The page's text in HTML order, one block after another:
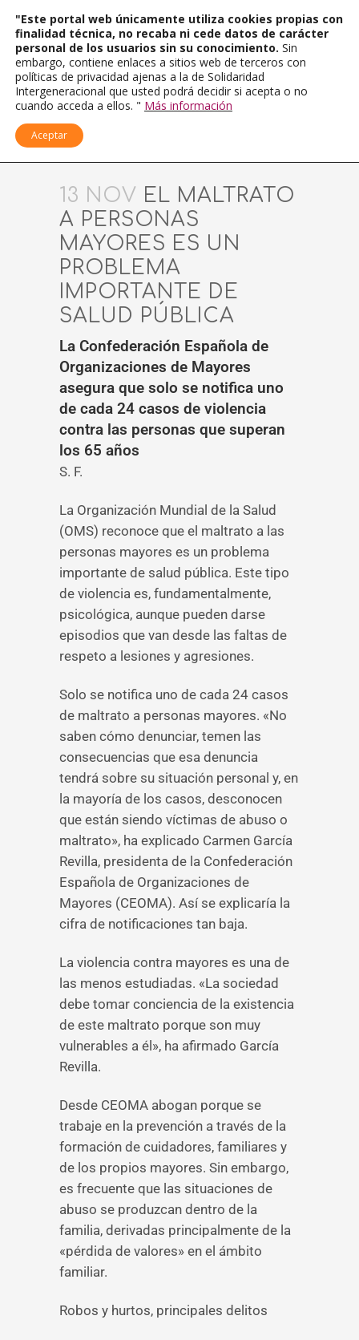
13 NOV EL MALTRATO
A PERSONAS
MAYORES ES UN
PROBLEMA
IMPORTANTE DE
SALUD PÚBLICA
La Confederación Española de
Organizaciones de Mayores
asegura que solo se notifica uno
de cada 24 casos de violencia
contra las personas que superan
los 65 años
S. F.
La Organización Mundial de la Salud
(OMS) reconoce que el maltrato a las
personas mayores es un problema
importante de salud pública. Este tipo
de violencia es, fundamentalmente,
psicológica, aunque pueden darse
episodios que van desde las faltas de
respeto a lesiones y agresiones.
Solo se notifica uno de cada 24 casos
de maltrato a personas mayores. «No
saben cómo denunciar, temen las
consecuencias que esa denuncia
tendrá sobre su situación personal y, en
la mayoría de los casos, desconocen
que están siendo víctimas de abuso o
maltrato», ha explicado Carmen García
Revilla, presidenta de la Confederación
Española de Organizaciones de
Mayores (CEOMA). Así se explicaría la
cifra de notificaciones tan baja.
La violencia contra mayores es una de
las menos estudiadas. «La sociedad
debe tomar conciencia de la existencia
de este maltrato porque son muy
vulnerables a él», ha afirmado García
Revilla.
Desde CEOMA abogan porque se
trabaje en la prevención a través de la
formación de cuidadores, familiares y
de los propios mayores. Sin embargo,
es frecuente que las situaciones de
abuso se produzcan dentro de la
familia, derivadas principalmente de la
«pérdida de valores» en el ámbito
familiar.
Robos y hurtos, principales delitos
"Este portal web únicamente utiliza cookies propias con
finalidad técnica, no recaba ni cede datos de carácter
personal de los usuarios sin su conocimiento. Sin
embargo, contiene enlaces a sitios web de terceros con
políticas de privacidad ajenas a la de Solidaridad
Intergeneracional que usted podrá decidir si acepta o no
cuando acceda a ellos. " Más información
Aceptar